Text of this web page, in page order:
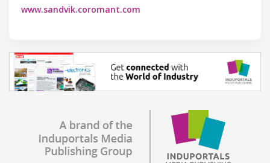
www.sandvik.coromant.com